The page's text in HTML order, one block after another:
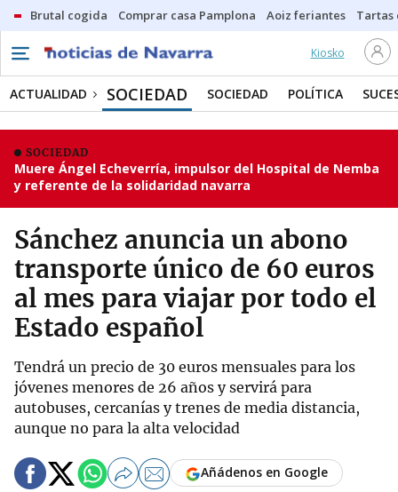
Brutal cogida Comprar casa Pamplona Aoiz feriantes Tartas
Kiosko
ACTUALIDAD SOCIEDAD SOCIEDAD POLÍTICA
SOCIEDAD
Muere Ángel Echeverría, impulsor del Hospital de Nemba
y referente de la solidaridad navarra
Sánchez anuncia un abono
transporte único de 60 euros
al mes para viajar por todo el
Estado español
Tendrá un precio de 30 euros mensuales para los
jóvenes menores de 26 años y servirá para
autobuses, cercanías y trenes de media distancia,
aunque no para la alta velocidad
Añádenos en Google